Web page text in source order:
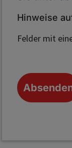
Hinweise
Felder mit